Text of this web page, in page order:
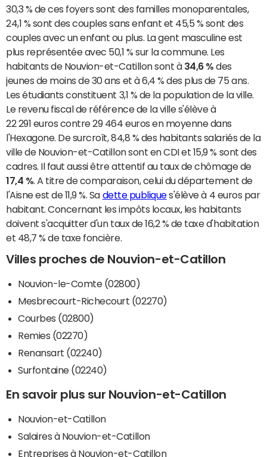
30,3 % de ces foyers sont des familles monoparentales,
24,1 % sont des couples sans enfant et 45,5 % sont des
couples avec un enfant ou plus. La gent masculine est
plus représentée avec 50,1 % sur la commune. Les
habitants de Nouvion-et-Catillon sont à 34,6 % des
jeunes de moins de 30 ans et à 6,4 % des plus de 75 ans.
Les étudiants constituent 3,1 % de la population de la ville.
Le revenu fiscal de référence de la ville s'élève à
22 291 euros contre 29 464 euros en moyenne dans
l'Hexagone. De surcroît, 84,8 % des habitants salariés de la
ville de Nouvion-et-Catillon sont en CDI et 15,9 % sont des
cadres. Il faut aussi être attentif au taux de chômage de
17,4 % . A titre de comparaison, celui du département de
l'Aisne est de 11,9 %. Sa dette publiques'élève à 4 euros par
habitant. Concernant les impôts locaux, les habitants
doivent s'acquitter d'un taux de 16,2 % de taxe d'habitation
et 48,7 % de taxe foncière.
Villes proches de Nouvion-et-Catillon
Nouvion-le-Comte (02800)
Mesbrecourt-Richecourt (02270)
Courbes (02800)
Remies (02270)
Renansart (02240)
Surfontaine (02240)
En savoir plus sur Nouvion-et-Catillon
Nouvion-et-Catillon
Salaires à Nouvion-et-Catillon
Entreprises à Nouvion-et-Catillon